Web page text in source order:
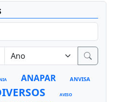
ANAPAR ANVISA
AVISO